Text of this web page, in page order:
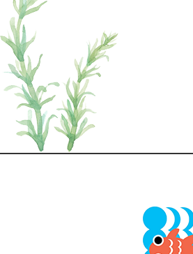
ページの先頭へ